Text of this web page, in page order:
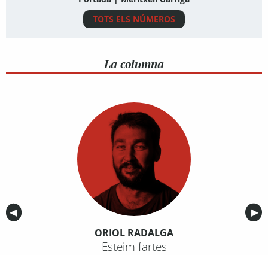
TOTS ELS NÚMEROS
La columna
Anterior
◀︎ ▶︎
ORIOL RADALGA
Esteim fartes